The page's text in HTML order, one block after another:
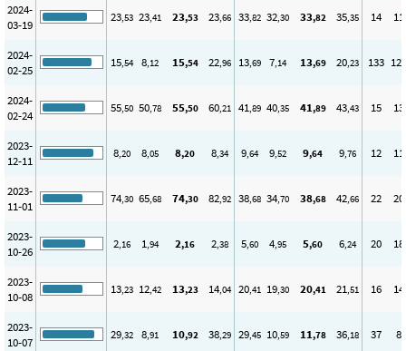
2024-
03-19
23,53 23,41 23,53 23,66 33,82 32,30 33,82 35,35 14 11
2024-
02-25
15,54 8,12 15,54 22,96 13,69 7,14 13,69 20,23 133 120
2024-
02-24
55,50 50,78 55,50 60,21 41,89 40,35 41,89 43,43 15 13
2023-
12-11
8,20 8,05 8,20 8,34 9,64 9,52 9,64 9,76 12 11
2023-
11-01
74,30 65,68 74,30 82,92 38,68 34,70 38,68 42,66 22 20
2023-
10-26
2,16 1,94 2,16 2,38 5,60 4,95 5,60 6,24 20 18
2023-
10-08
13,23 12,42 13,23 14,04 20,41 19,30 20,41 21,51 16 14
2023-
10-07
29,32 8,91 10,92 38,29 29,45 10,59 11,78 36,18 37 8